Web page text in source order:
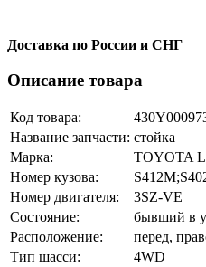
Доставка по России и СНГ
Описание товара
Код товара:
Название запчасти: стойка
Марка:
TOYOTA
Номер кузова:
Номер двигателя:
3SZ-VE
Состояние:
бывший в
Расположение:
перед,
Тип шасси:
4WD